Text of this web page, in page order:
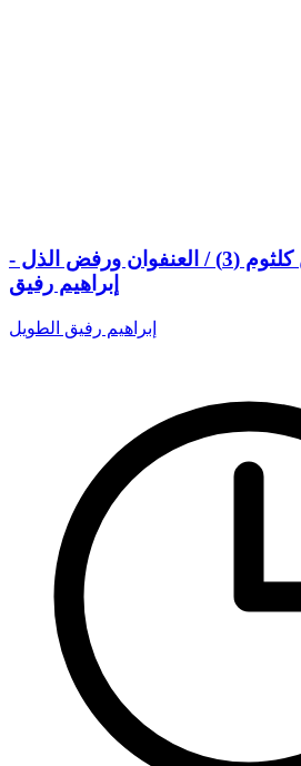
شرح معلقة عمرو بن كلثوم (3) / العنفوان ورفض الذل -
إبراهيم رفيق
إبراهيم رفيق الطويل